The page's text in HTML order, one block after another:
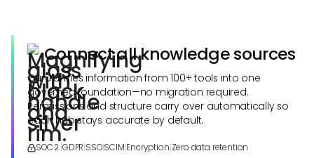
Connect all knowledge sources
Guru unifies information from 100+ tools into one
governed foundation—no migration required.
Permissions and structure carry over automatically so
each hub stays accurate by default.
SOC 2 GDPR SSO|SCIM Encryption Zero data retention